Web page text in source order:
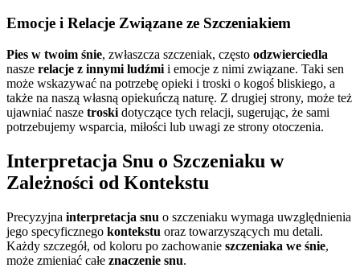
Emocje i Relacje Związane ze Szczeniakiem
Pies w twoim śnie, zwłaszcza szczeniak, często odzwierciedla
nasze relacje z innymi ludźmi i emocje z nimi związane. Taki sen
może wskazywać na potrzebę opieki i troski o kogoś bliskiego, a
także na naszą własną opiekuńczą naturę. Z drugiej strony, może też
ujawniać nasze troski dotyczące tych relacji, sugerując, że sami
potrzebujemy wsparcia, miłości lub uwagi ze strony otoczenia.
Interpretacja Snu o Szczeniaku w
Zależności od Kontekstu
Precyzyjna interpretacja snu o szczeniaku wymaga uwzględnienia
jego specyficznego kontekstu oraz towarzyszących mu detali.
Każdy szczegół, od koloru po zachowanie szczeniaka we śnie,
może zmieniać całe znaczenie snu.